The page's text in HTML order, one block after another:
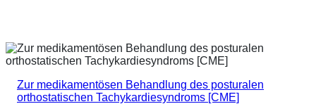
Zur medikamentösen Behandlung des posturalen
orthostatischen Tachykardiesyndroms [CME]